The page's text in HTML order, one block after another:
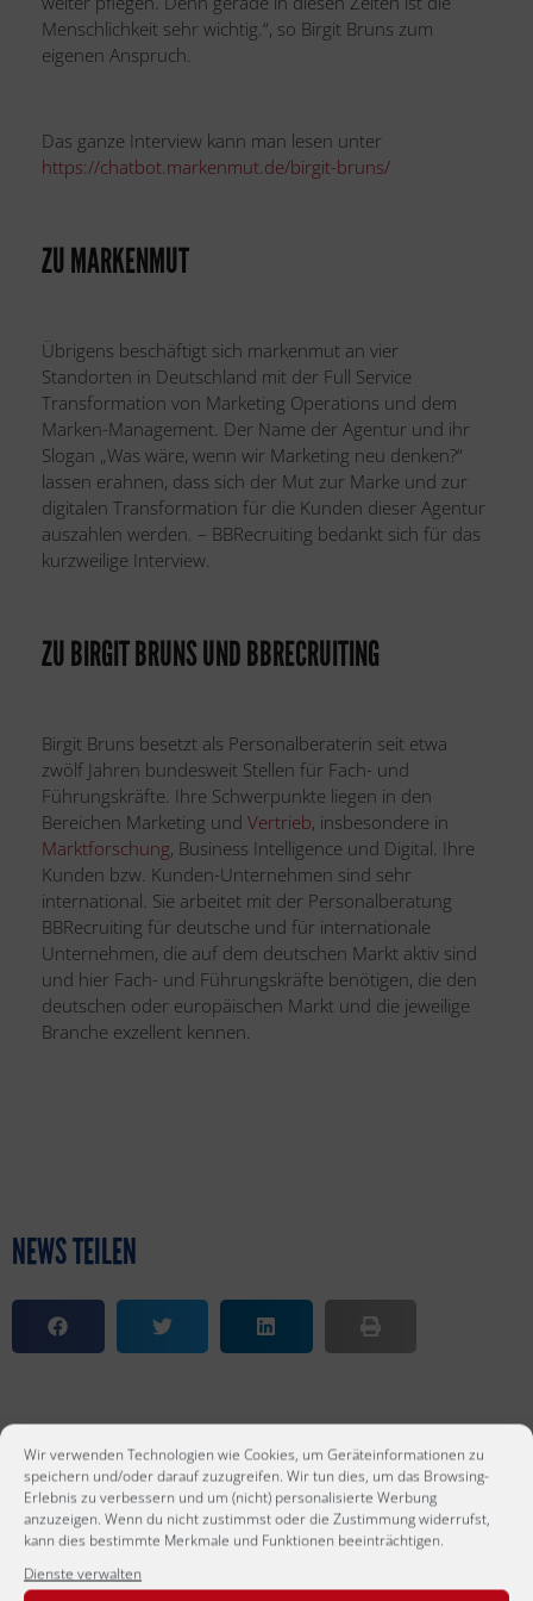
Wir verwenden Technologien wie Cookies, um Geräteinformationen zu
speichern und/oder darauf zuzugreifen. Wir tun dies, um das Browsing-
Erlebnis zu verbessern und um (nicht) personalisierte Werbung
anzuzeigen. Wenn du nicht zustimmst oder die Zustimmung widerrufst,
kann dies bestimmte Merkmale und Funktionen beeinträchtigen.
Dienste verwalten
Menschlichkeit sehr wichtig.“, so Birgit Bruns zum
eigenen Anspruch.
Das ganze Interview kann man lesen unter
https://chatbot.markenmut.de/birgit-bruns/
ZU MARKENMUT
Übrigens beschäftigt sich markenmut an vier
Standorten in Deutschland mit der Full Service
Transformation von Marketing Operations und dem
Marken-Management. Der Name der Agentur und ihr
Slogan „Was wäre, wenn wir Marketing neu denken?“
lassen erahnen, dass sich der Mut zur Marke und zur
digitalen Transformation für die Kunden dieser Agentur
auszahlen werden. – BBRecruiting bedankt sich für das
kurzweilige Interview.
ZU BIRGIT BRUNS UND BBRECRUITING
Birgit Bruns besetzt als Personalberaterin seit etwa
zwölf Jahren bundesweit Stellen für Fach- und
Führungskräfte. Ihre Schwerpunkte liegen in den
Bereichen Marketing und Vertrieb, insbesondere in
Marktforschung, Business Intelligence und Digital. Ihre
Kunden bzw. Kunden-Unternehmen sind sehr
international. Sie arbeitet mit der Personalberatung
BBRecruiting für deutsche und für internationale
Unternehmen, die auf dem deutschen Markt aktiv sind
und hier Fach- und Führungskräfte benötigen, die den
deutschen oder europäischen Markt und die jeweilige
Branche exzellent kennen.
NEWS TEILEN